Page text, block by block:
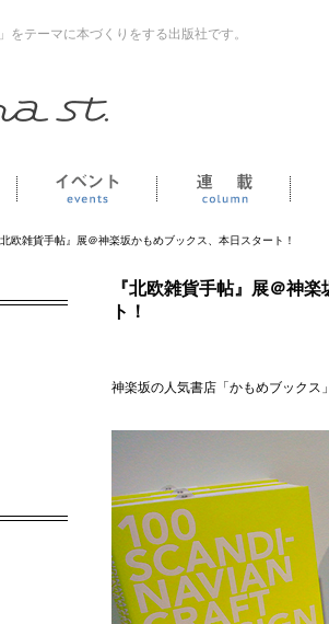
テーマに本づくりをする出版社です。
本 イベント 連載
北欧雑貨手帖』展＠神楽坂かもめブックス、本日スタート！
『北欧雑貨手帖』展＠神
ト！
神楽坂の人気書店「かもめブックス